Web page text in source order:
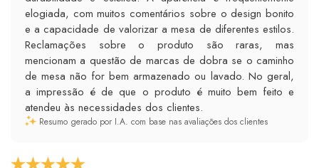
elogiada, com muitos comentários sobre o design bonito
e a capacidade de valorizar a mesa de diferentes estilos.
Reclamações sobre o produto são raras, mas
mencionam a questão de marcas de dobra se o caminho
de mesa não for bem armazenado ou lavado. No geral,
a impressão é de que o produto é muito bem feito e
atendeu às necessidades dos clientes.
Resumo gerado por I.A. com base nas avaliações dos clientes